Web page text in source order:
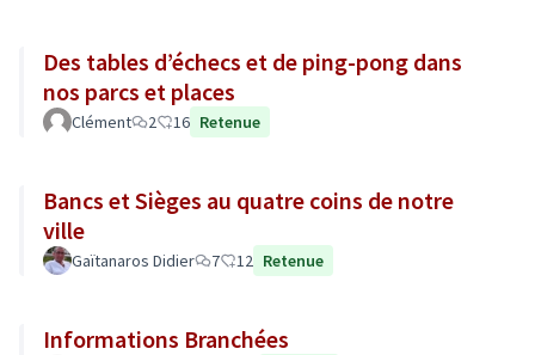
Des tables d’échecs et de ping-pong dans
nos parcs et places
Clément 2 16 Retenue
Bancs et Sièges au quatre coins de notre
ville
Gaïtanaros Didier 7 12 Retenue
Informations Branchées